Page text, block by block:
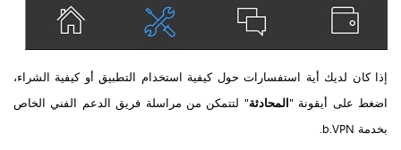
إذا كان لديك أية استفسارات حول كيفية استخدام التطبيق أو كيفية الشراء،
اضغط على أيقونة "المحادثة" لتتمكن من مراسلة فريق الدعم الفني الخاص
بخدمة b.VPN.